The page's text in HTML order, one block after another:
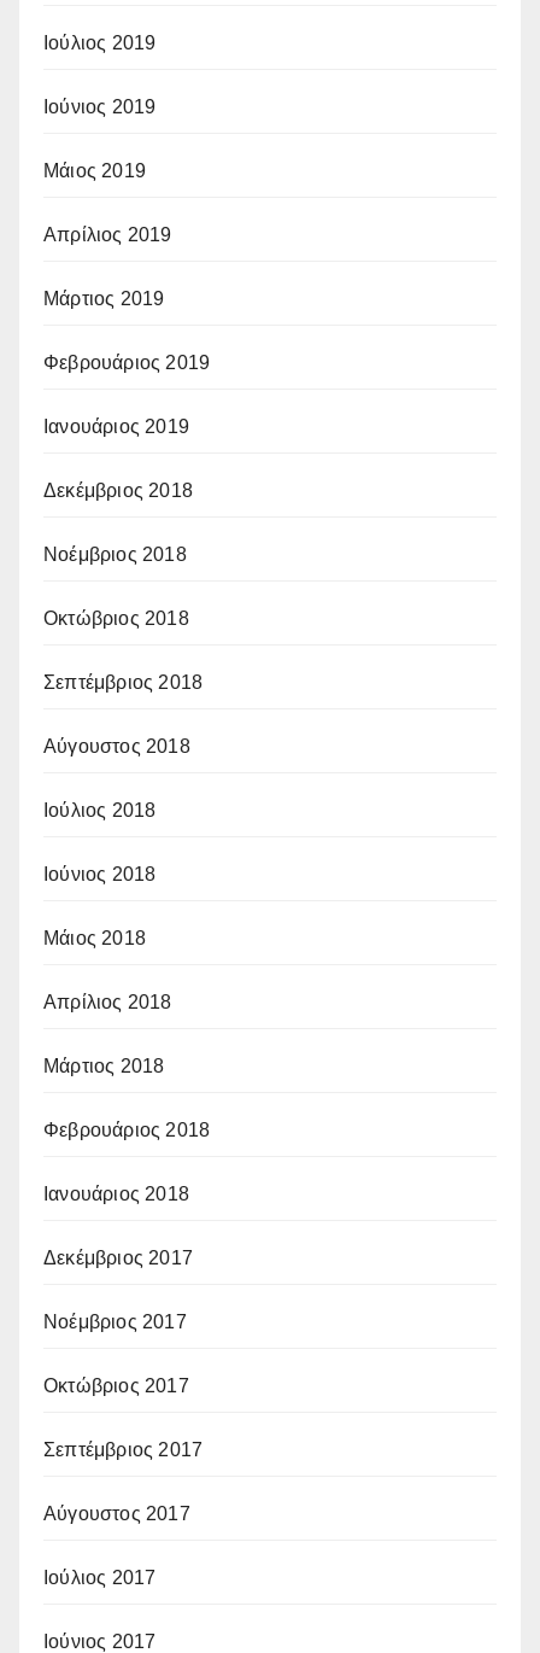
Ιούλιος 2019
Ιούνιος 2019
Μάιος 2019
Απρίλιος 2019
Μάρτιος 2019
Φεβρουάριος 2019
Ιανουάριος 2019
Δεκέμβριος 2018
Νοέμβριος 2018
Οκτώβριος 2018
Σεπτέμβριος 2018
Αύγουστος 2018
Ιούλιος 2018
Ιούνιος 2018
Μάιος 2018
Απρίλιος 2018
Μάρτιος 2018
Φεβρουάριος 2018
Ιανουάριος 2018
Δεκέμβριος 2017
Νοέμβριος 2017
Οκτώβριος 2017
Σεπτέμβριος 2017
Αύγουστος 2017
Ιούλιος 2017
Ιούνιος 2017